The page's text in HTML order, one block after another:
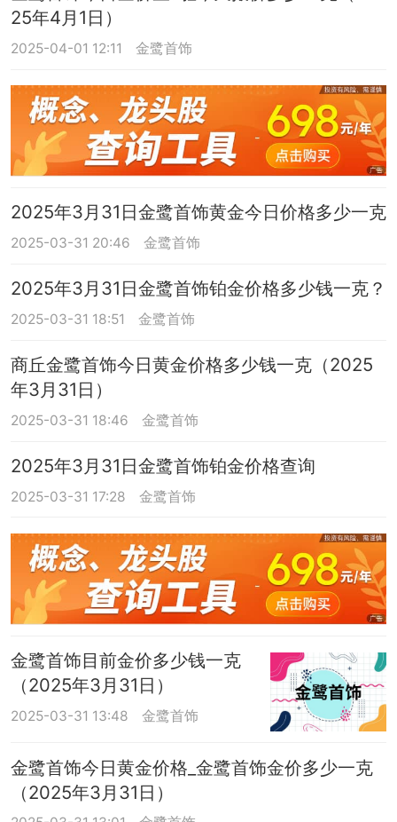
25年4月1日）
2025-04-01 12:11 金鹭首饰
2025年3月31日金鹭首饰黄金今日价格多少一克
2025-03-31 20:46 金鹭首饰
2025年3月31日金鹭首饰铂金价格多少钱一克？
2025-03-31 18:51 金鹭首饰
商丘金鹭首饰今日黄金价格多少钱一克（2025
年3月31日）
2025-03-31 18:46 金鹭首饰
2025年3月31日金鹭首饰铂金价格查询
2025-03-31 17:28 金鹭首饰
金鹭首饰目前金价多少钱一克
（2025年3月31日）
2025-03-31 13:48 金鹭首饰
金鹭首饰今日黄金价格_金鹭首饰金价多少一克
（2025年3月31日）